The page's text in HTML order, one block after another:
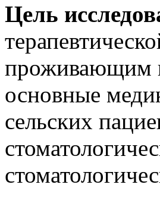
Цель
проживающим
основные
сельских